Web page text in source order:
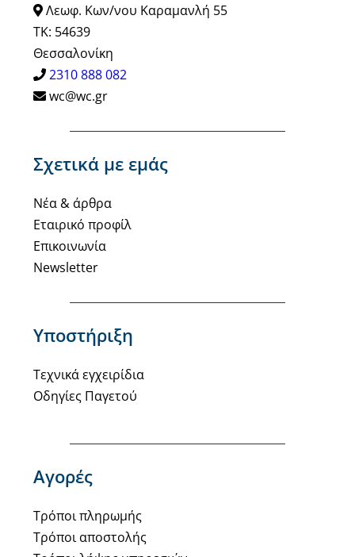
Λεωφ. Κων/νου Καραμανλή 55
ΤΚ: 54639
Θεσσαλονίκη
2310 888 082
wc@wc.gr
Σχετικά με εμάς
Νέα & άρθρα
Εταιρικό προφίλ
Επικοινωνία
Newsletter
Υποστήριξη
Τεχνικά εγχειρίδια
Οδηγίες Παγετού
Αγορές
Τρόποι πληρωμής
Τρόποι αποστολής